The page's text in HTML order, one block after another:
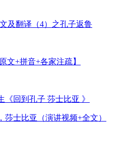
及翻译（4）之孔子返鲁
文+拼音+各家注疏】
士比亚（演讲视频+全文）